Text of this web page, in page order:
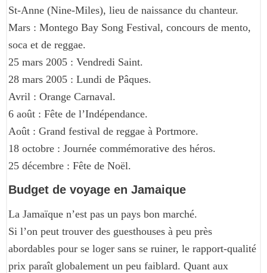
St-Anne (Nine-Miles), lieu de naissance du chanteur.
Mars : Montego Bay Song Festival, concours de mento,
soca et de reggae.
25 mars 2005 : Vendredi Saint.
28 mars 2005 : Lundi de Pâques.
Avril : Orange Carnaval.
6 août : Fête de l’Indépendance.
Août : Grand festival de reggae à Portmore.
18 octobre : Journée commémorative des héros.
25 décembre : Fête de Noël.
Budget de voyage en Jamaique
La Jamaïque n’est pas un pays bon marché.
Si l’on peut trouver des guesthouses à peu près
abordables pour se loger sans se ruiner, le rapport-qualité
prix paraît globalement un peu faiblard. Quant aux